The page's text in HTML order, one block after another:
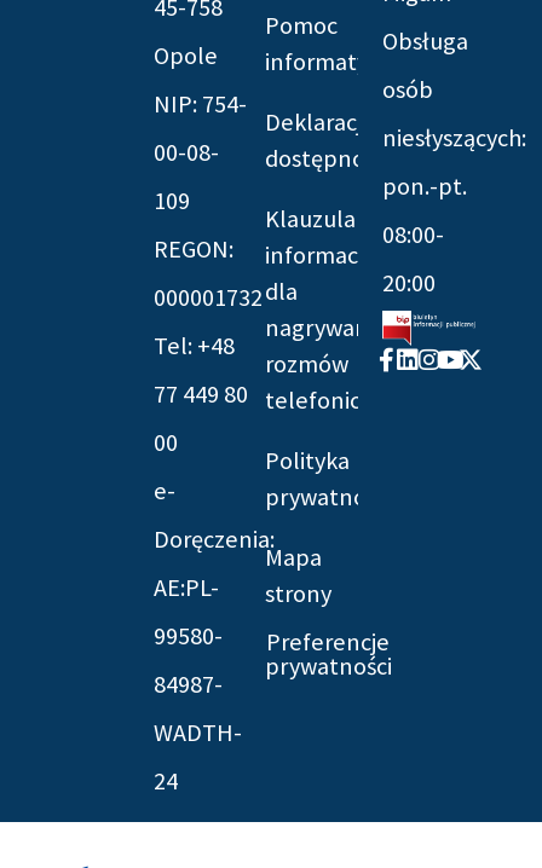
45-758
Opole
NIP: 754-
00-08-
109
REGON:
000001732
Tel: +48
77 449 80
00
e-
Doręczenia:
AE:PL-
99580-
84987-
WADTH-
24
Pomoc
informatyczna
Deklaracja
dostępności
Klauzula
informacyjna
dla
nagrywania
rozmów
telefonicznych
Polityka
prywatności
Mapa
strony
Preferencje
prywatności
Obsługa
osób
niesłyszących:
pon.-pt.
08:00-
20:00
Facebook-
f
Linkedin
Instagram
Youtube
X-
twitter